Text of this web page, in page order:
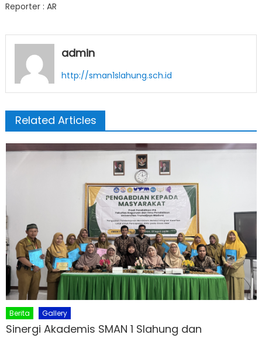
Reporter : AR
admin
http://sman1slahung.sch.id
Related Articles
Berita Gallery
Sinergi Akademis SMAN 1 Slahung dan